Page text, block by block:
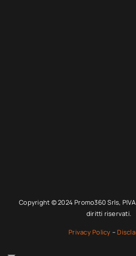
Copyright © 2024 Promo360 Srls,
diritti riservati.
Privacy Policy –